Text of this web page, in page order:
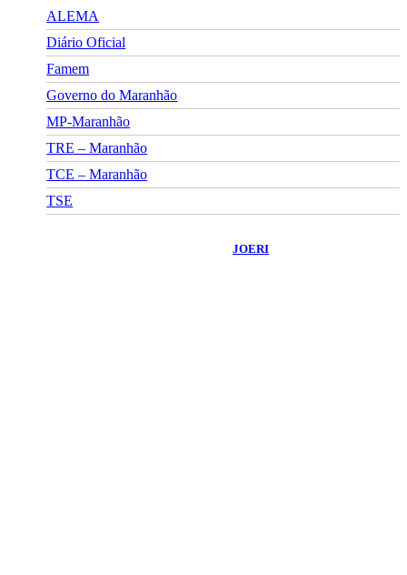
ALEMA
Diário Oficial
Famem
Governo do Maranhão
MP-Maranhão
TRE – Maranhão
TCE – Maranhão
TSE
JOERI